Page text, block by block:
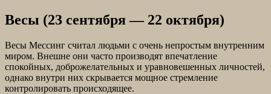
Весы (23 сентября — 22 октября)
Весы Мессинг считал людьми с очень непростым внутренним
миром. Внешне они часто производят впечатление
спокойных, доброжелательных и уравновешенных личностей,
однако внутри них скрывается мощное стремление
контролировать происходящее.